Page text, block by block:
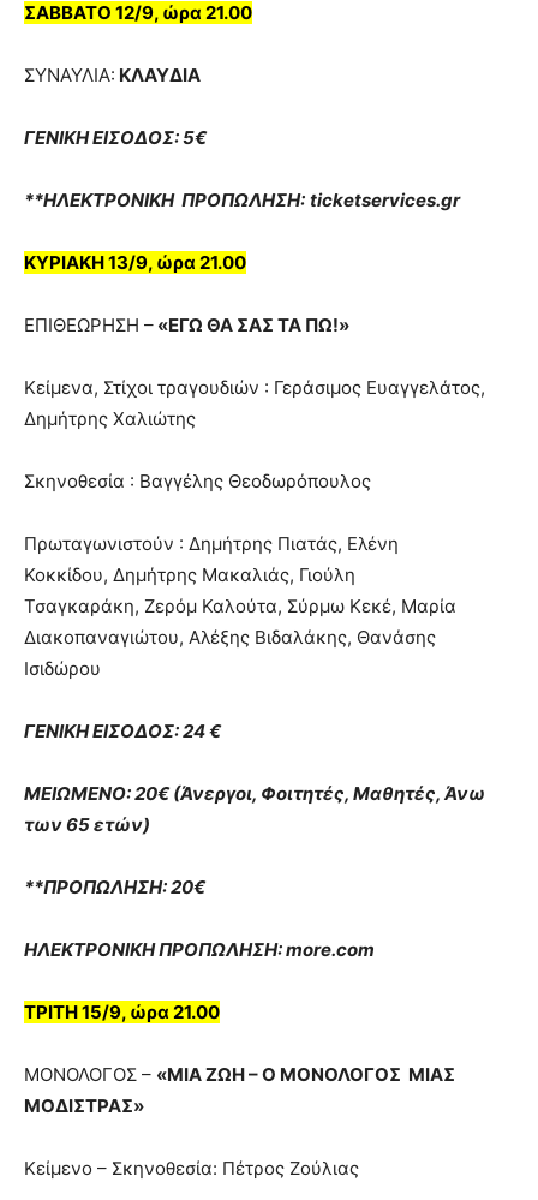
ΣΑΒΒΑΤΟ 12/9, ώρα 21.00
ΣΥΝΑΥΛΙΑ: ΚΛΑΥΔΙΑ
ΓΕΝΙΚΗ ΕΙΣΟΔΟΣ: 5€
**ΗΛΕΚΤΡΟΝΙΚΗ ΠΡΟΠΩΛΗΣΗ: ticketservices.gr
ΚΥΡΙΑΚΗ 13/9, ώρα 21.00
ΕΠΙΘΕΩΡΗΣΗ – «ΕΓΩ ΘΑ ΣΑΣ ΤΑ ΠΩ!»
Κείμενα, Στίχοι τραγουδιών : Γεράσιμος Ευαγγελάτος,
Δημήτρης Χαλιώτης
Σκηνοθεσία : Βαγγέλης Θεοδωρόπουλος
Πρωταγωνιστούν : Δημήτρης Πιατάς, Ελένη
Κοκκίδου, Δημήτρης Μακαλιάς, Γιούλη
Τσαγκαράκη, Ζερόμ Καλούτα, Σύρμω Κεκέ, Μαρία
Διακοπαναγιώτου, Αλέξης Βιδαλάκης, Θανάσης
Ισιδώρου
ΓΕΝΙΚΗ ΕΙΣΟΔΟΣ: 24 €
ΜΕΙΩΜΕΝΟ: 20€ (Άνεργοι, Φοιτητές, Μαθητές, Άνω
των 65 ετών)
**ΠΡΟΠΩΛΗΣΗ: 20€
ΗΛΕΚΤΡΟΝΙΚΗ ΠΡΟΠΩΛΗΣΗ: more.com
ΤΡΙΤΗ 15/9, ώρα 21.00
ΜΟΝΟΛΟΓΟΣ – «ΜΙΑ ΖΩΗ – Ο ΜΟΝΟΛΟΓΟΣ ΜΙΑΣ
ΜΟΔΙΣΤΡΑΣ»
Κείμενο – Σκηνοθεσία: Πέτρος Ζούλιας